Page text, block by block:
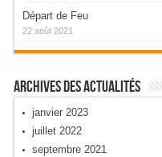
Départ de Feu
22 août 2021
Archives Des Actualités
janvier 2023
juillet 2022
septembre 2021